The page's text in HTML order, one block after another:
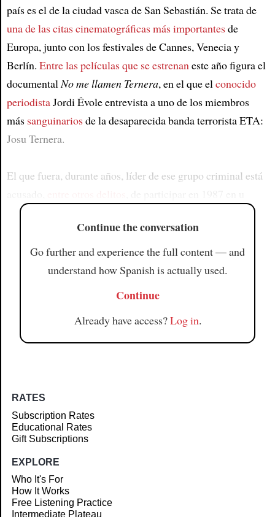
país es el de la ciudad vasca de San Sebastián. Se trata de
una de las citas cinematográficas más importantesde
Europa, junto con los festivales de Cannes, Venecia y
Berlín. Entre las películas que se estrenaneste año figura el
documentalNo me llamen Ternera, en el que elconocido
periodistaJordi Évole entrevista a uno de los miembros
más sanguinariosde la desaparecida banda terrorista ETA:
Josu Ternera.
El que fuera, durante años, líder de ese grupo criminal está
Continue the conversation
Go further and experience the full content — and
understand how Spanish is actually used.
Continue
Already have access?Log in.
RATES
Subscription Rates
Educational Rates
Gift Subscriptions
EXPLORE
Who It's For
How It Works
Free Listening Practice
Intermediate Plateau